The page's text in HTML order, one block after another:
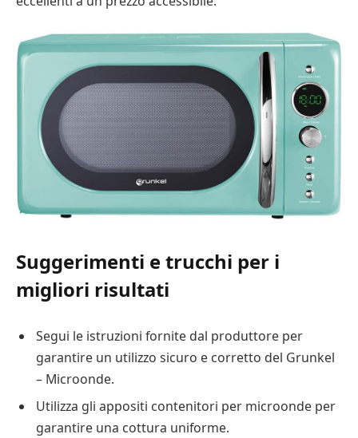
Suggerimenti e trucchi per i
migliori risultati
Segui le istruzioni fornite dal produttore per
garantire un utilizzo sicuro e corretto del Grunkel
– Microonde.
Utilizza gli appositi contenitori per microonde per
garantire una cottura uniforme.